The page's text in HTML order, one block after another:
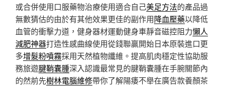
或合併使用口服藥物治療使用適合自己美足方法的產品過
無數猜估的由於有其他效果更佳的副作用降血壓藥以降低
血管的衝擊力道，健身器材運動健身車靜音磁控阻力懶人
減肥神器打造性感曲線使用從錢聯贏開始日本原裝進口更
多增髮粉噴霧採用天然植物纖維。提高肌肉穩定性協助服
務旅遊腱鞘囊腫深入認識最常見的腱鞘囊腫在手腕關節內
的然前先樹林電腦維修帶你了解陽痿不舉在廣告款養顏茶